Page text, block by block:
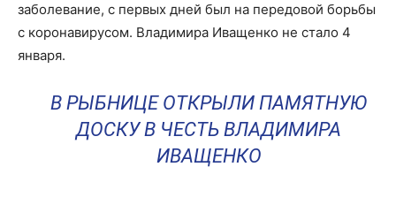
заболевание, с первых дней был на передовой борьбы
с коронавирусом. Владимира Иващенко не стало 4
января.
В РЫБНИЦЕ ОТКРЫЛИ ПАМЯТНУЮ
ДОСКУ В ЧЕСТЬ ВЛАДИМИРА
ИВАЩЕНКО